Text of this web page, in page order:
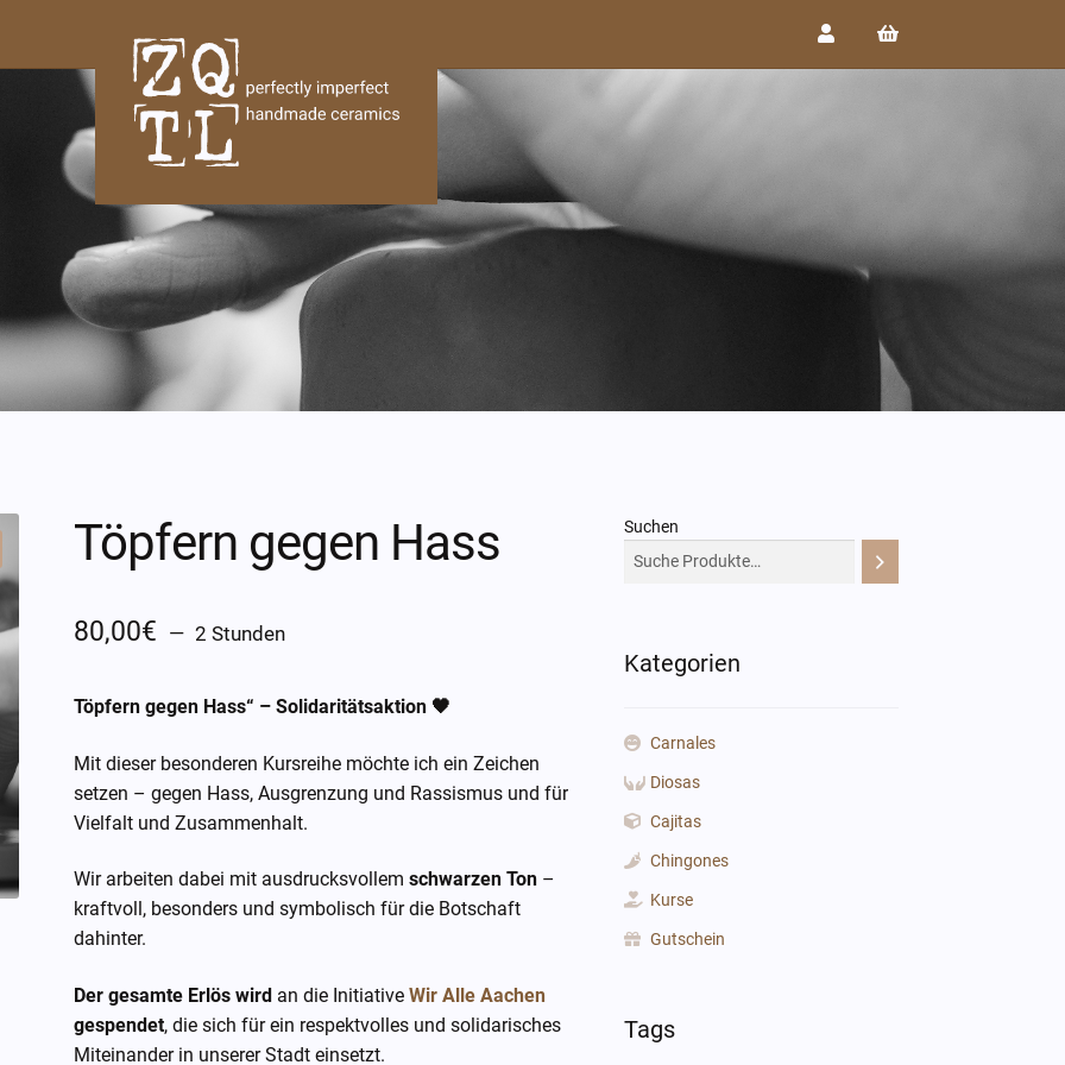
Töpfern gegen Hass
80,00€ 2 Stunden
Töpfern gegen Hass“ – Solidaritätsaktion 🖤
Mit dieser besonderen Kursreihe möchte ich ein Zeichen
setzen – gegen Hass, Ausgrenzung und Rassismus und für
Vielfalt und Zusammenhalt.
Wir arbeiten dabei mit ausdrucksvollemschwarzen Ton –
kraftvoll, besonders und symbolisch für die Botschaft
dahinter.
Der gesamte Erlös wird an die InitiativeWir Alle Aachen
gespendet, die sich für ein respektvolles und solidarisches
Miteinander in unserer Stadt einsetzt.
Suchen
Kategorien
Carnales
Diosas
Cajitas
Chingones
Kurse
Gutschein
Tags